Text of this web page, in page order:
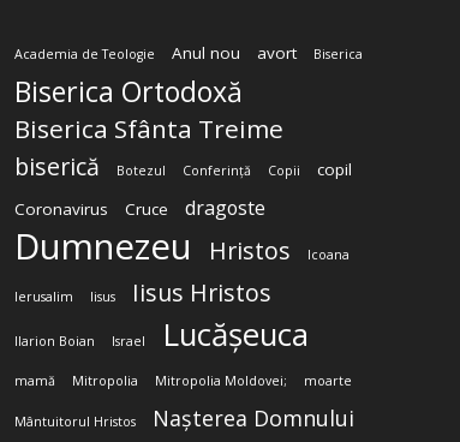
Academia de Teologie Anul nou avort Biserica
Biserica Ortodoxă
Biserica Sfânta Treime
biserică Botezul Conferință Copii
copil
Coronavirus
Cruce dragoste
Dumnezeu Hristos Icoana
Ierusalim Iisus Iisus Hristos
Ilarion Boian Israel Lucășeuca
mamă Mitropolia Mitropolia Moldovei; moarte
Mântuitorul Hristos Nașterea Domnului